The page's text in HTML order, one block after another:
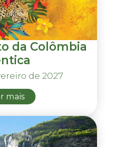
da Colômbia
de 2027
mais